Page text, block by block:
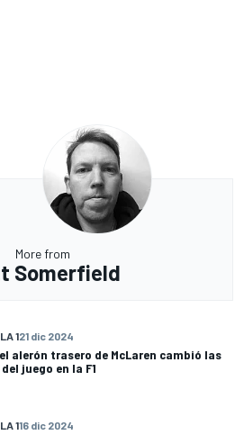
More from
Somerfield
121 dic 2024
alerón trasero de McLaren cambió las
juego en la F1
116 dic 2024